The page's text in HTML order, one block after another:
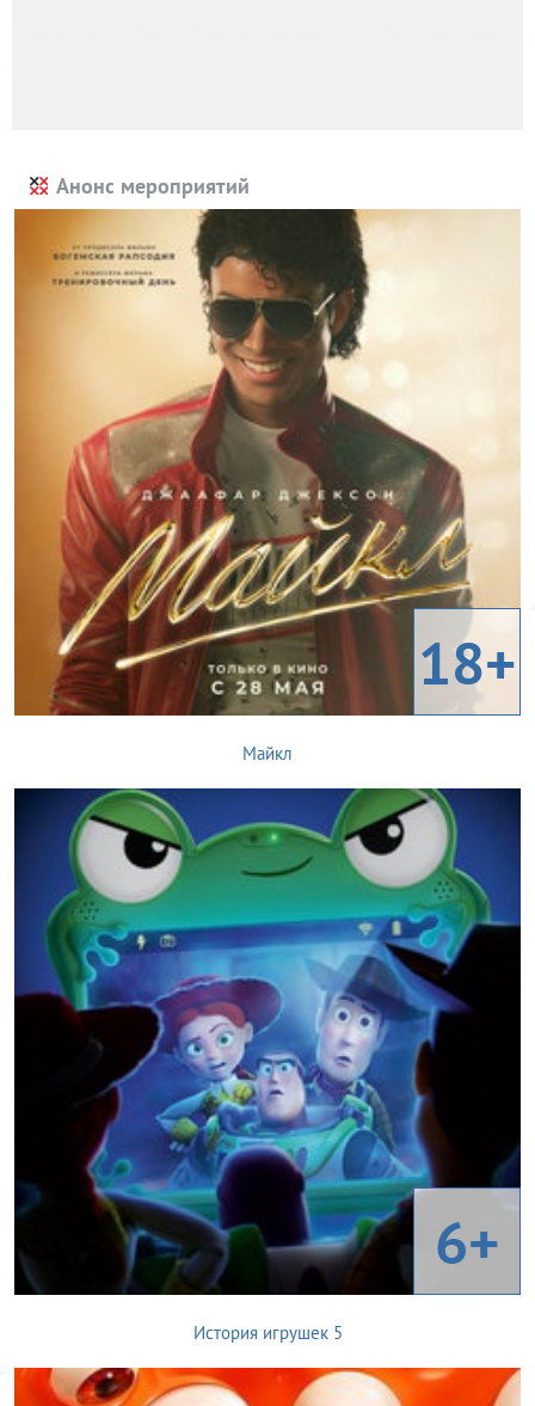
Анонс мероприятий
18+
Майкл
6+
История игрушек 5